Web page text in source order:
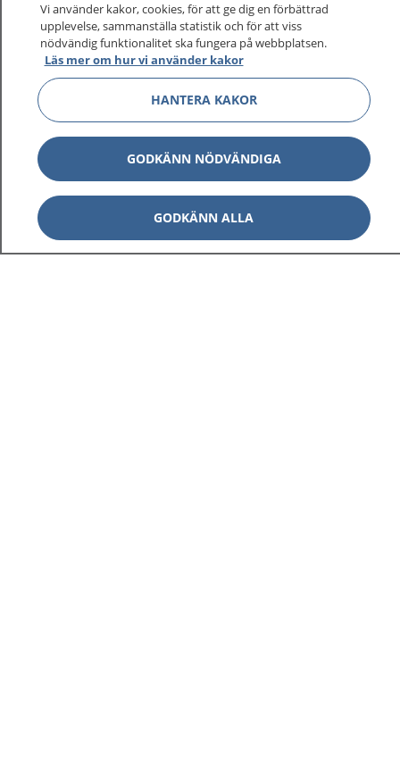
Vi använder kakor, cookies, för att ge dig en förbättrad
upplevelse, sammanställa statistik och för att viss
nödvändig funktionalitet ska fungera på webbplatsen.
Läs mer om hur vi använder kakor
HANTERA KAKOR
GODKÄNN NÖDVÄNDIGA
GODKÄNN ALLA